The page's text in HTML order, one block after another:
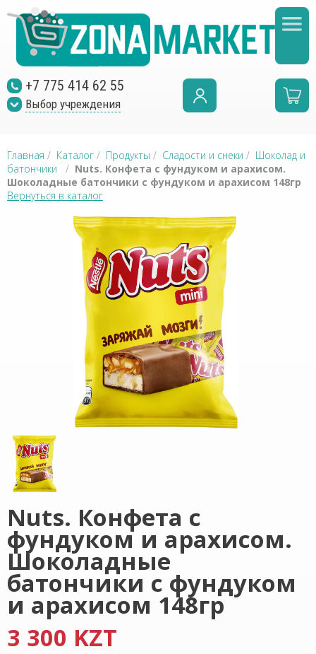
+7 775 414 62 55
Выбор учреждения
Главная / Каталог / Продукты / Сладости и снеки / Шоколад и
батончики / Nuts. Конфета с фундуком и арахисом.
Шоколадные батончики с фундуком и арахисом 148гр
Вернуться в каталог
Nuts. Конфета с
фундуком и арахисом.
Шоколадные
батончики с фундуком
и арахисом 148гр
3 300 KZT